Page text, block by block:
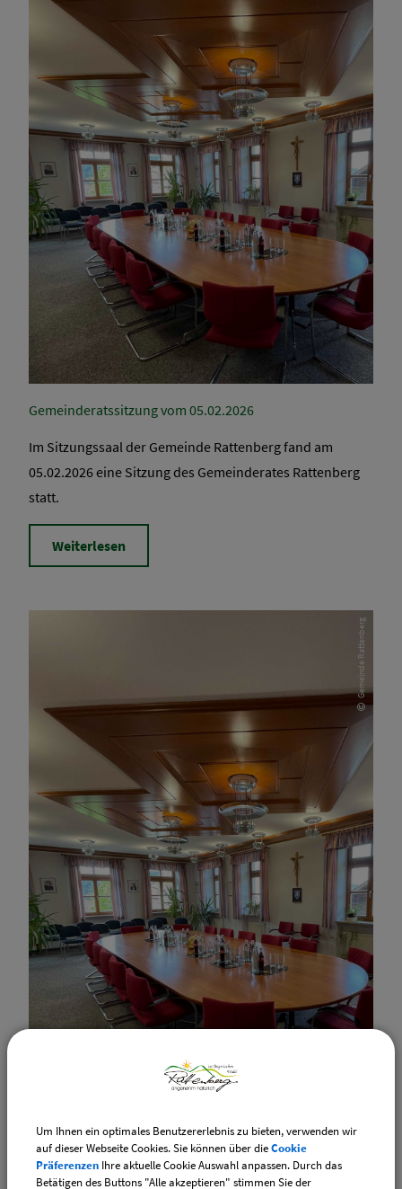
Gemeinderatssitzung vom 05.02.2026
Im Sitzungssaal der Gemeinde Rattenberg fand am
05.02.2026 eine Sitzung des Gemeinderates Rattenberg
statt.
Weiterlesen
Gemeinde Rattenberg
Gemeinderatssitzung vom 08.01.2026
Im Sitzungssaal der Gemeinde Rattenberg fand am
Um Ihnen ein optimales Benutzererlebnis zu bieten, verwenden wir
auf dieser Webseite Cookies. Sie können über dieCookie
Präferenzen Ihre aktuelle Cookie Auswahl anpassen. Durch das
Betätigen des Buttons "Alle akzeptieren" stimmen Sie der